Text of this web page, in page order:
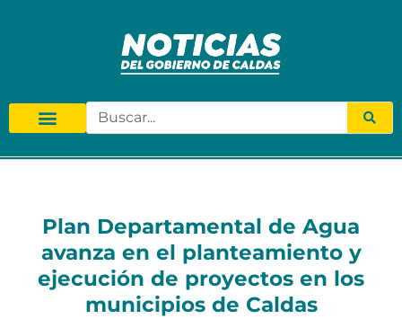
Plan Departamental de Agua
avanza en el planteamiento y
ejecución de proyectos en los
municipios de Caldas